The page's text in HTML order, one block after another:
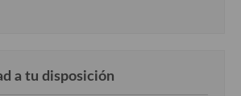
a tu disposición